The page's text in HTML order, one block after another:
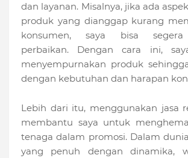
dan layanan. Misalnya, jika ada
produk yang dianggap kurang
konsumen, saya bisa segera
perbaikan. Dengan cara ini,
menyempurnakan produk
dengan kebutuhan dan harapan
Lebih dari itu, menggunakan jasa
membantu saya untuk
tenaga dalam promosi. Dalam
yang penuh dengan dinamika,